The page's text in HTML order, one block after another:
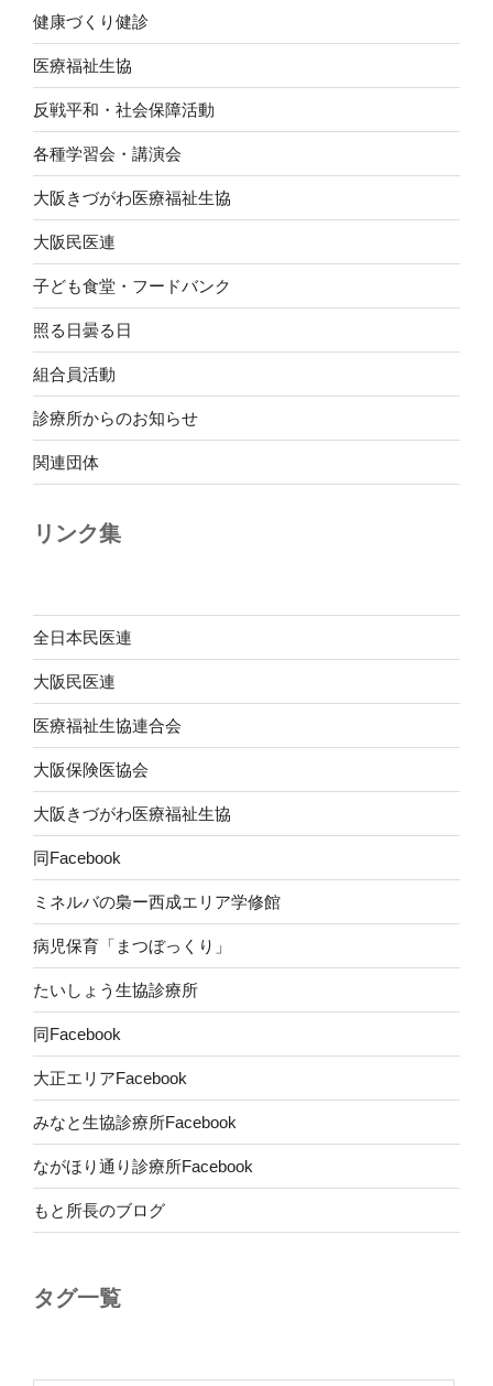
健康づくり健診
医療福祉生協
反戦平和・社会保障活動
各種学習会・講演会
大阪きづがわ医療福祉生協
大阪民医連
子ども食堂・フードバンク
照る日曇る日
組合員活動
診療所からのお知らせ
関連団体
リンク集
全日本民医連
大阪民医連
医療福祉生協連合会
大阪保険医協会
大阪きづがわ医療福祉生協
同Facebook
ミネルバの梟ー西成エリア学修館
病児保育「まつぼっくり」
たいしょう生協診療所
同Facebook
大正エリアFacebook
みなと生協診療所Facebook
ながほり通り診療所Facebook
もと所長のブログ
タグ一覧